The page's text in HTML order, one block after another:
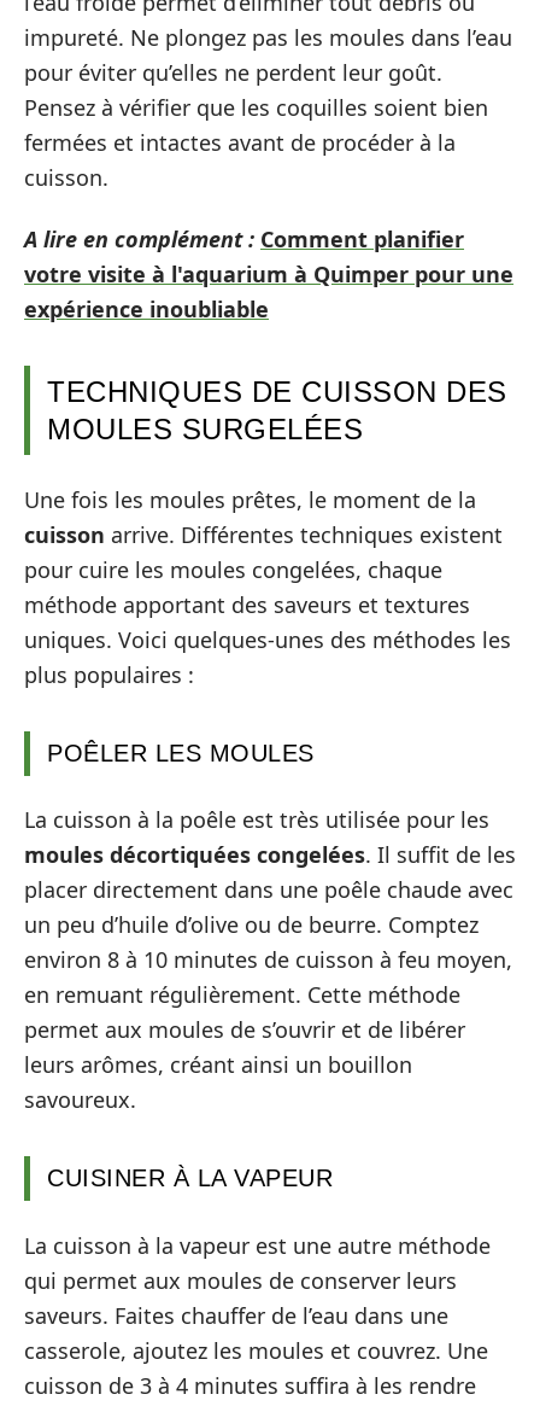
impureté. Ne plongez pas les moules dans l’eau
pour éviter qu’elles ne perdent leur goût.
Pensez à vérifier que les coquilles soient bien
fermées et intactes avant de procéder à la
cuisson.
A lire en complément : Comment planifier
votre visite à l'aquarium à Quimper pour une
expérience inoubliable
TECHNIQUES DE CUISSON DES
MOULES SURGELÉES
Une fois les moules prêtes, le moment de la
cuisson arrive. Différentes techniques existent
pour cuire les moules congelées, chaque
méthode apportant des saveurs et textures
uniques. Voici quelques-unes des méthodes les
plus populaires :
POÊLER LES MOULES
La cuisson à la poêle est très utilisée pour les
moules décortiquées congelées. Il suffit de les
placer directement dans une poêle chaude avec
un peu d’huile d’olive ou de beurre. Comptez
environ 8 à 10 minutes de cuisson à feu moyen,
en remuant régulièrement. Cette méthode
permet aux moules de s’ouvrir et de libérer
leurs arômes, créant ainsi un bouillon
savoureux.
CUISINER À LA VAPEUR
La cuisson à la vapeur est une autre méthode
qui permet aux moules de conserver leurs
saveurs. Faites chauffer de l’eau dans une
casserole, ajoutez les moules et couvrez. Une
cuisson de 3 à 4 minutes suffira à les rendre